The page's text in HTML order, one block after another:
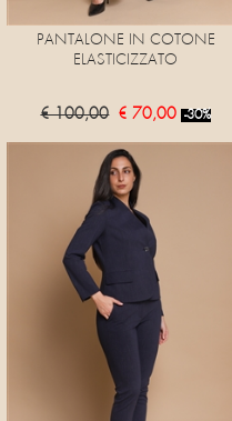
PANTALONE IN COTONE
ELASTICIZZATO
€ 100,00 € 70,00 -30%